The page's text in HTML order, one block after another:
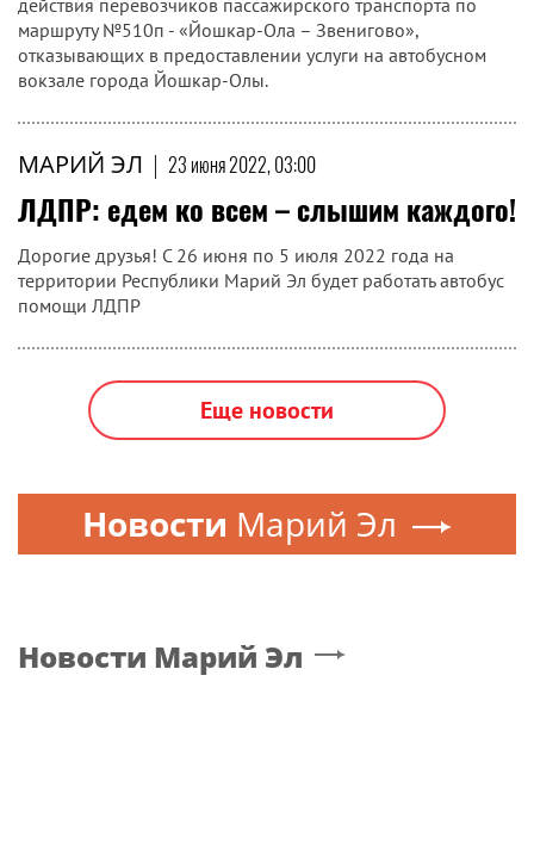
действия перевозчиков пассажирского транспорта по
маршруту №510п - «Йошкар-Ола – Звенигово»,
отказывающих в предоставлении услуги на автобусном
вокзале города Йошкар-Олы.
МАРИЙ ЭЛ | 23 июня 2022, 03:00
ЛДПР: едем ко всем – слышим каждого!
Дорогие друзья! С 26 июня по 5 июля 2022 года на
территории Республики Марий Эл будет работать автобус
помощи ЛДПР
Еще новости
Новости Марий Эл
Новости Марий Эл